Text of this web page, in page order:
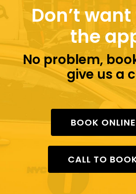
Don’t
the
No problem,
give us a
BOOK ONLINE
CALL TO